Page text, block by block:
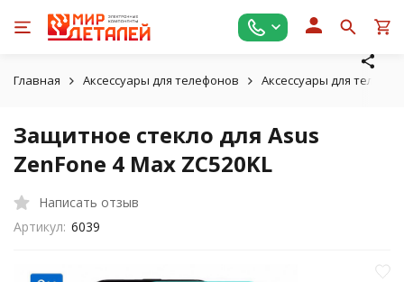
Главная Аксессуары для телефонов Аксессуары для
Защитное стекло для Asus
ZenFone 4 Max ZC520KL
Написать отзыв
Артикул: 6039